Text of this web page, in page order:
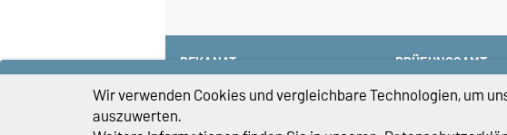
DEKANAT
+49 391 67-58585
fww-dekanat@ovgu.de
PRÜFUNGSAMT
+49 391 67-
+49 391 67-58422
Wir verwenden Cookies und vergleichbare Technologien, um
auszuwerten.